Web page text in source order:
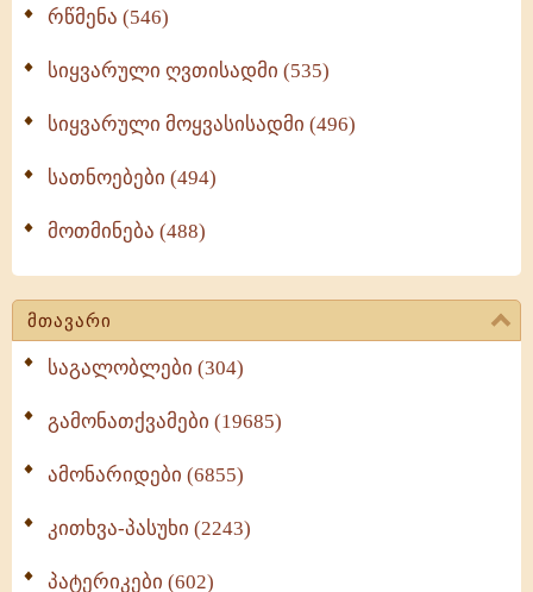
რწმენა (546)
სიყვარული ღვთისადმი (535)
სიყვარული მოყვასისადმი (496)
სათნოებები (494)
მოთმინება (488)
მთავარი
საგალობლები (304)
გამონათქვამები (19685)
ამონარიდები (6855)
კითხვა-პასუხი (2243)
პატერიკები (602)